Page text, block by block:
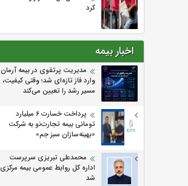
کرد
اخبار بیمه
مدیریت پرتفوی در بیمه آرمان
وارد فاز تازه‌ای شد؛ وقتی کیفیت،
مسیر رشد را تعیین می‌کند
پرداخت خسارت ۶ میلیارد
تومانی بیمه تجارت‌نو به شرکت
«بهینه‌سازان سبز جم»
محمدعلی تبریزی سرپرست
اداره كل روابط عمومی بیمه مركزی
شد